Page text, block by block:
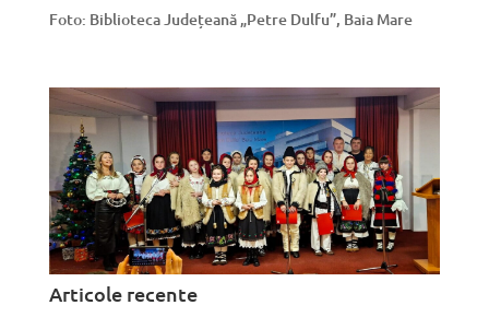
Foto: Biblioteca Județeană „Petre Dulfu”, Baia Mare
Articole recente